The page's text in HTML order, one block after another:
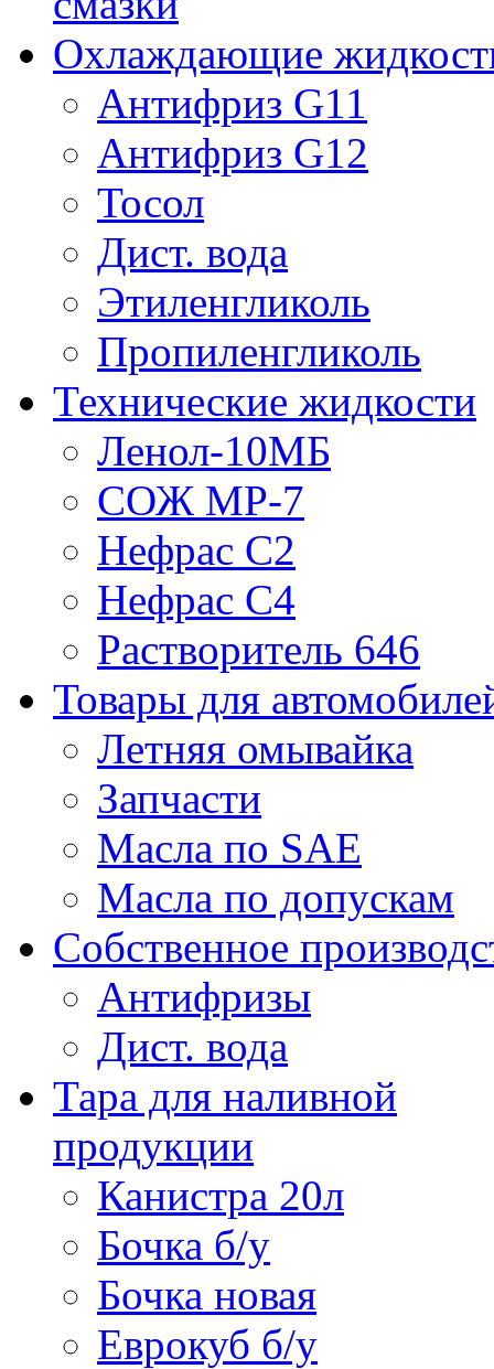
Охлаждающие
Антифриз G11
Антифриз G12
Тосол
Дист. вода
Этиленгликоль
Пропиленгликоль
Технические жидкости
Ленол-10МБ
СОЖ МР-7
Нефрас С2
Нефрас С4
Растворитель 646
Товары для
Летняя омывайка
Запчасти
Масла по SAE
Масла по допускам
Собственное
Антифризы
Дист. вода
Тара для наливной
продукции
Канистра 20л
Бочка б/у
Бочка новая
Еврокуб б/у